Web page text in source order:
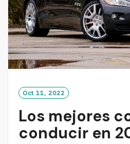
Oct 11, 2022
Los mejores
conducir en